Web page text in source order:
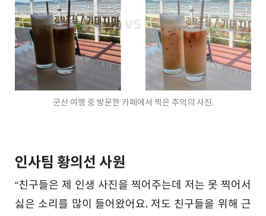
군산 여행 중 방문한 카페에서 찍은 추억의 사진.
인사팀 황의선 사원
“친구들은 제 인생 사진을 찍어주는데 저는 못 찍어서
싫은 소리를 많이 들어왔어요. 저도 친구들을 위해 근